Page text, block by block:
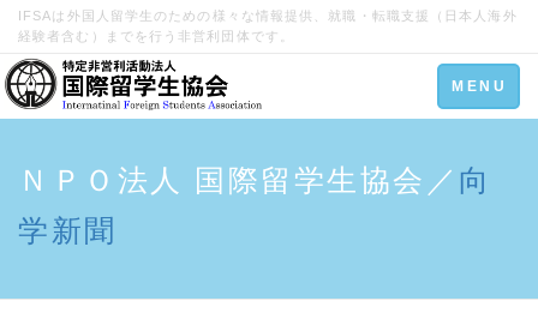
IFSAは外国人留学生のための様々な情報提供、就職・転職支援（日本人海外
経験者含む）までを行う非営利団体です。
Toggle
navigation
MENU
ＮＰＯ法人 国際留学生協会／ 向
学新聞